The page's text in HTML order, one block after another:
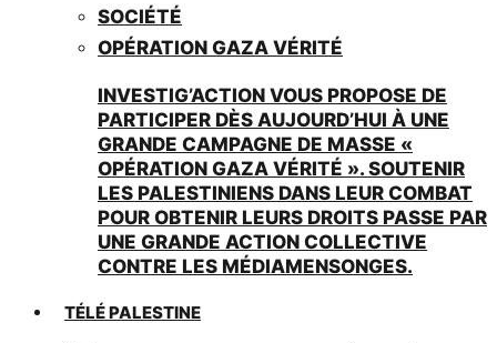
SOCIÉTÉ
OPÉRATION GAZA VÉRITÉ
INVESTIG’ACTION VOUS PROPOSE DE
PARTICIPER DÈS AUJOURD’HUI À UNE
GRANDE CAMPAGNE DE MASSE «
OPÉRATION GAZA VÉRITÉ ». SOUTENIR
LES PALESTINIENS DANS LEUR COMBAT
POUR OBTENIR LEURS DROITS PASSE PAR
UNE GRANDE ACTION COLLECTIVE
CONTRE LES MÉDIAMENSONGES.
TÉLÉ PALESTINE